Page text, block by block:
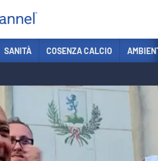
SANITÀ COSENZA CALCIO